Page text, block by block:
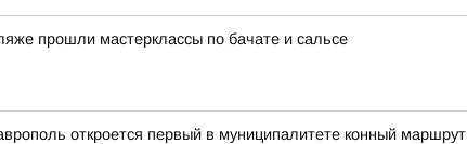
прошли мастерклассы по бачате и сальсе
откроется первый в муниципалитете конный маршрут